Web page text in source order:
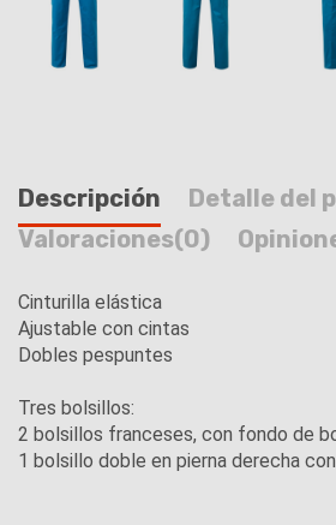
Descripción Detalle del
Valoraciones(0)
Cinturilla elástica
Ajustable con cintas
Dobles pespuntes
Tres bolsillos:
2 bolsillos franceses, con fondo de
1 bolsillo doble en pierna derecha